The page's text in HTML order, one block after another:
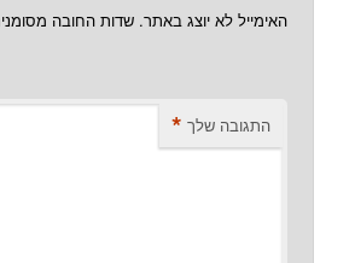
האימייל לא יוצג באתר. שדות החובה
התגובה שלך *